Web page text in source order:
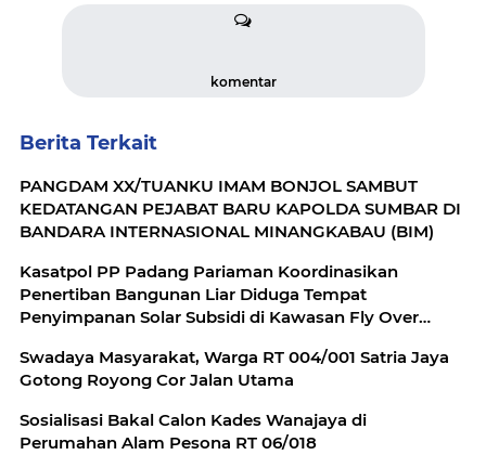
komentar
Berita Terkait
PANGDAM XX/TUANKU IMAM BONJOL SAMBUT
KEDATANGAN PEJABAT BARU KAPOLDA SUMBAR DI
BANDARA INTERNASIONAL MINANGKABAU (BIM)
Kasatpol PP Padang Pariaman Koordinasikan
Penertiban Bangunan Liar Diduga Tempat
Penyimpanan Solar Subsidi di Kawasan Fly Over
Swadaya Masyarakat, Warga RT 004/001 Satria Jaya
Gotong Royong Cor Jalan Utama
Sosialisasi Bakal Calon Kades Wanajaya di
Perumahan Alam Pesona RT 06/018